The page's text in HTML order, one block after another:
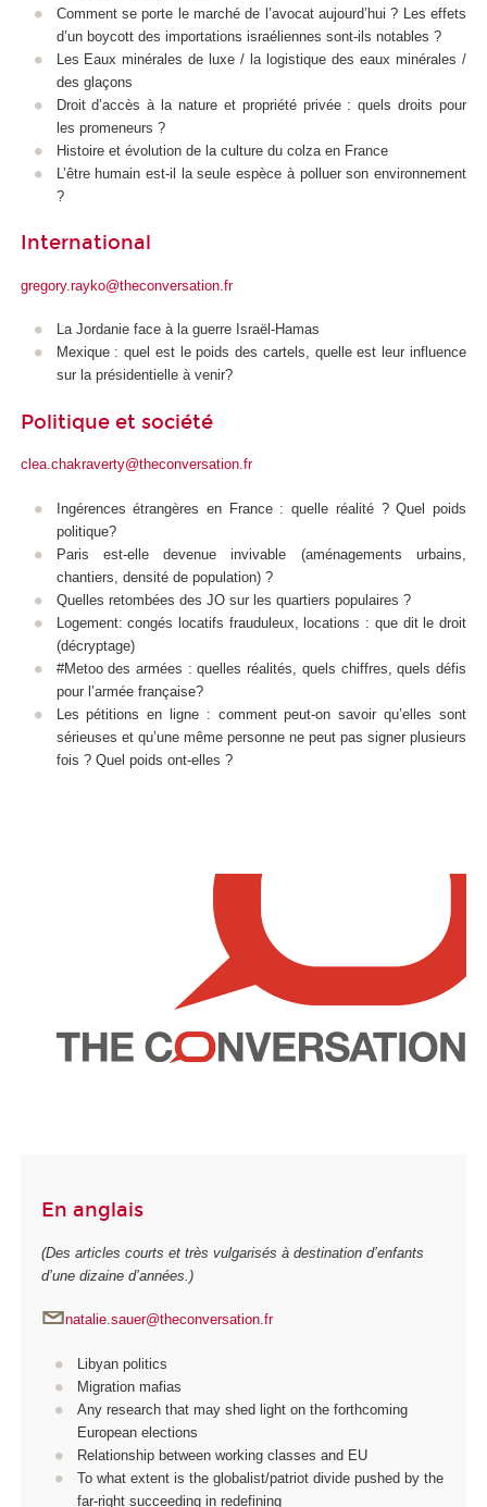
Comment se porte le marché de l’avocat aujourd’hui ? Les effets
d’un boycott des importations israéliennes sont-ils notables ?
Les Eaux minérales de luxe / la logistique des eaux minérales /
des glaçons
Droit d’accès à la nature et propriété privée : quels droits pour
les promeneurs ?
Histoire et évolution de la culture du colza en France
L’être humain est-il la seule espèce à polluer son environnement
?
International
gregory.rayko@theconversation.fr
La Jordanie face à la guerre Israël-Hamas
Mexique : quel est le poids des cartels, quelle est leur influence
sur la présidentielle à venir?
Politique et société
clea.chakraverty@theconversation.fr
Ingérences étrangères en France : quelle réalité ? Quel poids
politique?
Paris est-elle devenue invivable (aménagements urbains,
chantiers, densité de population) ?
Quelles retombées des JO sur les quartiers populaires ?
Logement: congés locatifs frauduleux, locations : que dit le droit
(décryptage)
#Metoo des armées : quelles réalités, quels chiffres, quels défis
pour l’armée française?
Les pétitions en ligne : comment peut-on savoir qu’elles sont
sérieuses et qu’une même personne ne peut pas signer plusieurs
fois ? Quel poids ont-elles ?
En anglais
(Des articles courts et très vulgarisés à destination d’enfants
d’une dizaine d’années.)
natalie.sauer@theconversation.fr
Libyan politics
Migration mafias
Any research that may shed light on the forthcoming
European elections
Relationship between working classes and EU
To what extent is the globalist/patriot divide pushed by the
far-right succeeding in redefining